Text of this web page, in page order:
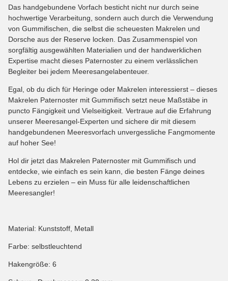
Das handgebundene Vorfach besticht nicht nur durch seine
hochwertige Verarbeitung, sondern auch durch die Verwendung
von Gummifischen, die selbst die scheuesten Makrelen und
Dorsche aus der Reserve locken. Das Zusammenspiel von
sorgfältig ausgewählten Materialien und der handwerklichen
Expertise macht dieses Paternoster zu einem verlässlichen
Begleiter bei jedem Meeresangelabenteuer.
Egal, ob du dich für Heringe oder Makrelen interessierst – dieses
Makrelen Paternoster mit Gummifisch setzt neue Maßstäbe in
puncto Fängigkeit und Vielseitigkeit. Vertraue auf die Erfahrung
unserer Meeresangel-Experten und sichere dir mit diesem
handgebundenen Meeresvorfach unvergessliche Fangmomente
auf hoher See!
Hol dir jetzt das Makrelen Paternoster mit Gummifisch und
entdecke, wie einfach es sein kann, die besten Fänge deines
Lebens zu erzielen – ein Muss für alle leidenschaftlichen
Meeresangler!
Material: Kunststoff, Metall
Farbe: selbstleuchtend
Hakengröße: 6